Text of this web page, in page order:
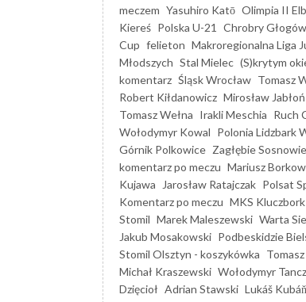
meczem Yasuhiro Katō Olimpia II
Kiereś Polska U-21 Chrobry Głogów
Cup felieton Makroregionalna Liga
Młodszych Stal Mielec (S)krytym
komentarz Śląsk Wrocław Tomasz
Robert Kiłdanowicz Mirosław
Tomasz Wełna Irakli Meschia Ruch
Wołodymyr Kowal Polonia Lidzbark
Górnik Polkowice Zagłębie
komentarz po meczu Mariusz
Kujawa
Jarosław Ratajczak Polsat
Komentarz po meczu MKS Kluczbork
Stomil Marek Maleszewski Warta
Jakub Mosakowski Podbeskidzie
Stomil Olsztyn - koszykówka
Michał Kraszewski Wołodymyr
Dzięcioł Adrian Stawski Lukáš Kubáň